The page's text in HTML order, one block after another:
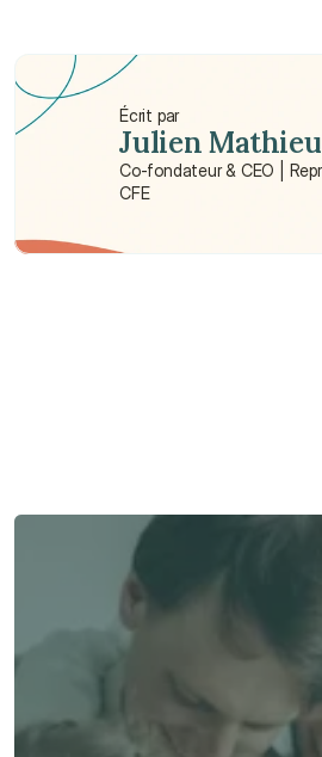
Combien coûte une assurance
internationale à Hong Kong ?
Écrit par
Julien Mathieu
Co-fondateur & CEO |
CFE